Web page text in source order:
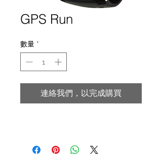
GPS Run
數量 *
連絡我們，以完成購買